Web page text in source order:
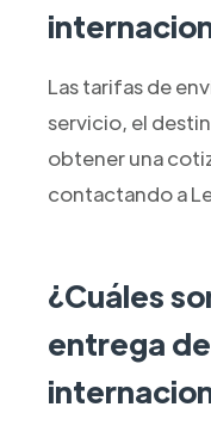
Las tarifas de
servicio, el
obtener una
contactando a
¿Cuáles
entrega